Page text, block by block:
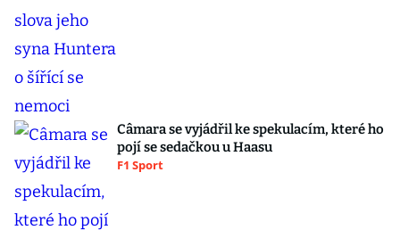
Câmara se vyjádřil ke spekulacím, které ho
pojí se sedačkou u Haasu
F1 Sport